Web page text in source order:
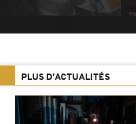
PLUS D'ACTUALITÉS